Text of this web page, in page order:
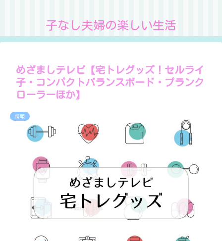
子なし夫婦の楽しい生活
めざましテレビ【宅トレグッズ！セルライ
子・コンパクトバランスボード・プランク
ローラーほか】
情報